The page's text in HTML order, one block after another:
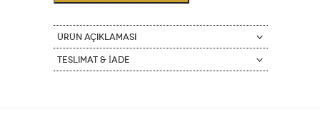
ÜRÜN AÇIKLAMASI
Teslimat & İade